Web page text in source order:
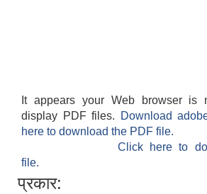
It appears your Web browser is
display PDF files.
Download
here to download the PDF file.
Click here to
file.
प्रकार: